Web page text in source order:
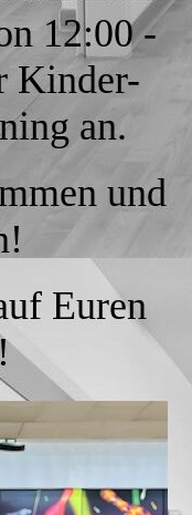
12:00 -
Kinder-
an.
und
Euren